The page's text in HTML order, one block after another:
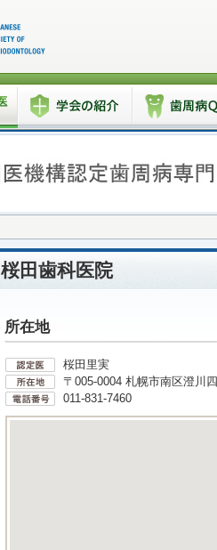
桜田歯科医院
所在地
桜田里実
〒005-0004 札幌市南区澄川
011-831-7460